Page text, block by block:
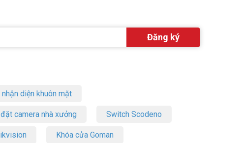
diện khuôn mặt
camera nhà xưởng Switch Scodeno
Khóa cửa Goman